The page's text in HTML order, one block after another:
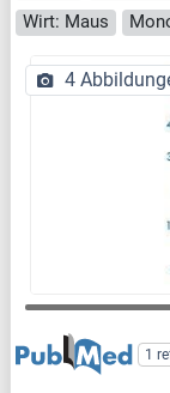
Wirt: Maus
4
1